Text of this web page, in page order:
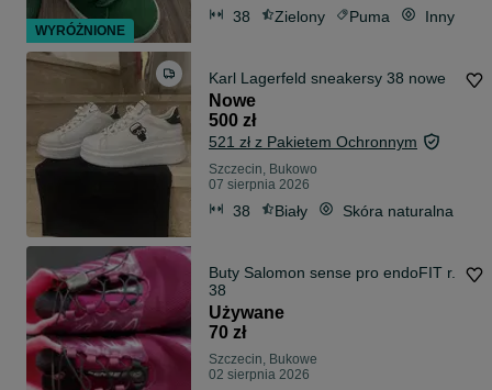
38 Zielony Puma Inny
Karl Lagerfeld sneakersy 38 nowe
Nowe
500 zł
521 zł z Pakietem Ochronnym
Szczecin, Bukowo
07 sierpnia 2026
38 Biały Skóra naturalna
Buty Salomon sense pro endoFIT r.
38
Używane
70 zł
Szczecin, Bukowe
02 sierpnia 2026
WYRÓŻNIONE